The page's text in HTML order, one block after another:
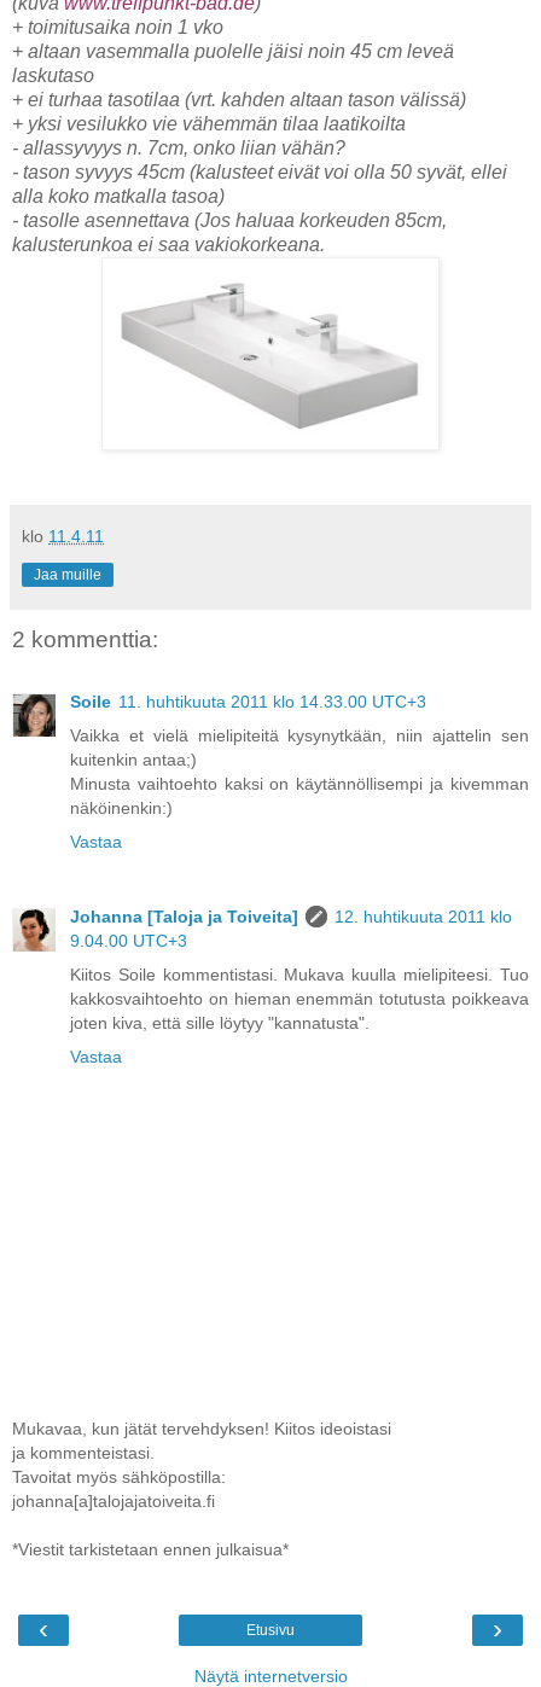
+ toimitusaika noin 1 vko
+ altaan vasemmalla puolelle jäisi noin 45 cm leveä
laskutaso
+ ei turhaa tasotilaa (vrt. kahden altaan tason välissä)
+ yksi vesilukko vie vähemmän tilaa laatikoilta
- allassyvyys n. 7cm, onko liian vähän?
- tason syvyys 45cm (kalusteet eivät voi olla 50 syvät, ellei
alla koko matkalla tasoa)
- tasolle asennettava (Jos haluaa korkeuden 85cm,
kalusterunkoa ei saa vakiokorkeana.
klo 11.4.11
Jaa muille
2 kommenttia:
Soile 11. huhtikuuta 2011 klo 14.33.00 UTC+3
Vaikka et vielä mielipiteitä kysynytkään, niin ajattelin sen
kuitenkin antaa;)
Minusta vaihtoehto kaksi on käytännöllisempi ja kivemman
näköinenkin:)
Vastaa
Johanna [Taloja ja Toiveita]
12. huhtikuuta 2011 klo
9.04.00 UTC+3
Kiitos Soile kommentistasi. Mukava kuulla mielipiteesi. Tuo
kakkosvaihtoehto on hieman enemmän totutusta poikkeava
joten kiva, että sille löytyy "kannatusta".
Vastaa
Mukavaa, kun jätät tervehdyksen! Kiitos ideoistasi
ja kommenteistasi.
Tavoitat myös sähköpostilla:
johanna[a]talojajatoiveita.fi
*Viestit tarkistetaan ennen julkaisua*
‹ ›
Etusivu
Näytä internetversio